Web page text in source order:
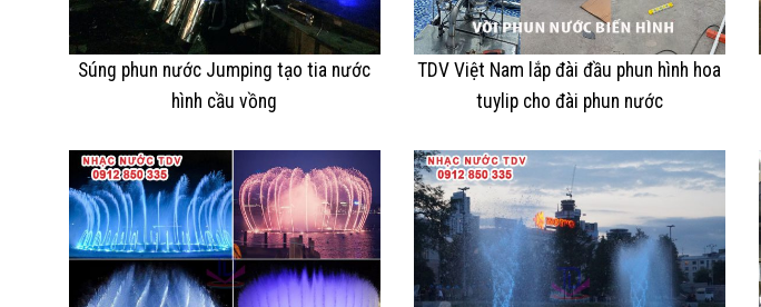
Súng phun nước Jumping tạo tia nước
hình cầu vồng
TDV Việt Nam lắp đài đầu phun hình hoa
tuylip cho đài phun nước